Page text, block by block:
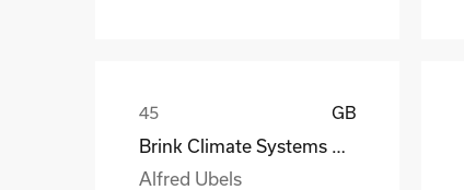
GB
Alfred Ubels